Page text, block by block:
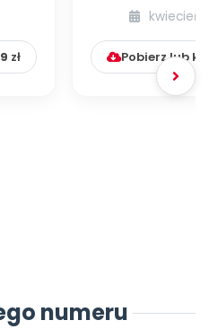
na
zł
Zabawy z
kwiecień
Pobierz lub
numeru